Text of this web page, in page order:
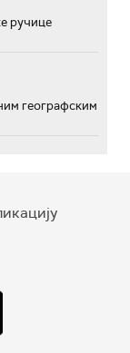
ручице
географским